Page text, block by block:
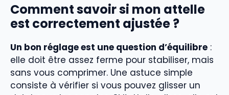
Comment savoir si mon attelle
est correctement ajustée ?
Un bon réglage est une question d’équilibre :
elle doit être assez ferme pour stabiliser, mais
sans vous comprimer. Une astuce simple
consiste à vérifier si vous pouvez glisser un